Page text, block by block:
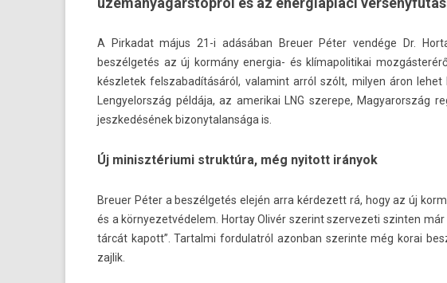
A Pir­kadat május 21-i adásában Breu­er Péter vendége Dr.
beszélgetés az új kormány energia- és klímapolitikai
készletek felszabadításáról, valamint arról szólt, mily­en áron
Len­gyelország példája, az amerikai LNG szerepe,
jeszkedésének bi­zonytalan­sága is.
Új minisztériumi struktúra, még nyitott irányok
Breu­er Péter a beszélgetés elején arra kér­dezett rá, hogy az új
és a kör­nyezet­védelem. Hor­tay Olivér szerint szer­vezeti szint­en
tárcát kapott”. Tar­talmi for­dulat­ról azon­ban szerin­te még korai
zaj­lik.